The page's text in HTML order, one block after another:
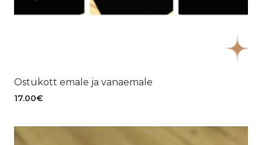
Ostukott emale ja vanaemale
17.00€